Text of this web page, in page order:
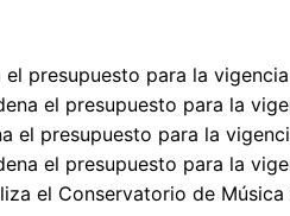
presupuesto para la
el presupuesto para la
el presupuesto para la
el presupuesto para la
el Conservatorio de